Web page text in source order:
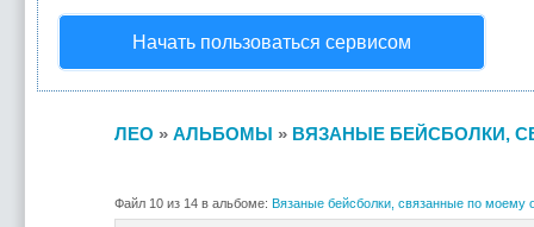
Начать пользоваться сервисом
ЛЕО » АЛЬБОМЫ » ВЯЗАНЫЕ БЕЙСБОЛКИ,
Файл 10 из 14 в альбоме: Вязаные бейсболки, связанные по моему